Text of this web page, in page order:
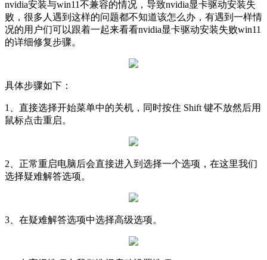
nvidia安装与win11不兼容的情况，导致nvidia显卡驱动安装失
败，很多人遇到这样的问题都不知道该怎么办，有遇到一样情
况的用户们可以跟着一起来看看nvidia显卡驱动安装失败win11
的详细修复步骤。
具体步骤如下：
1、直接选择开始菜单中的关机，同时按住 Shift 键不放然后用
鼠标点击重启。
2、正常重启电脑后会直接进入到选择一个选项，在这里我们
选择疑难解答选项。
3、在疑难解答选项中选择高级选项。